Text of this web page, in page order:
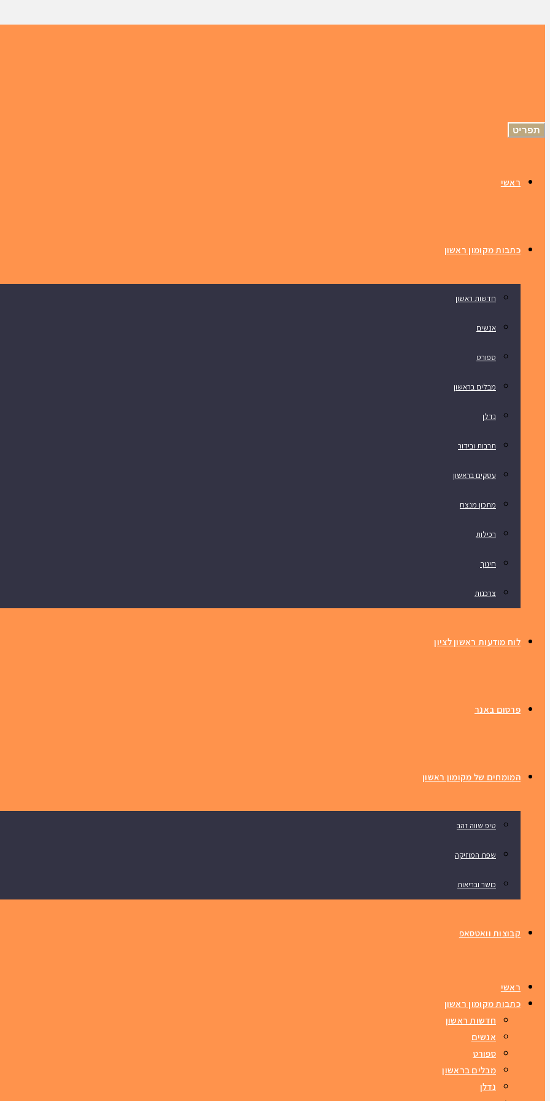
תפריט
ראשי
כתבות מקומון ראשון
חדשות ראשון
אנשים
ספורט
מבלים בראשון
נדלן
תרבות ובידור
עסקים בראשון
מתכון מנצח
רכילות
חינוך
צרכנות
לוח מודעות ראשון לציון
פרסום באנר
המומחים של מקומון ראשון
טיפ שווה זהב
שפת המוזיקה
כושר ובריאות
קבוצות וואטסאפ
ראשי
כתבות מקומון ראשון
חדשות ראשון
אנשים
ספורט
מבלים בראשון
נדלן